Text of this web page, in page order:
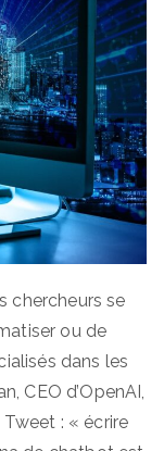
chercheurs se
ou de
dans les
CEO d’OpenAI,
: « écrire